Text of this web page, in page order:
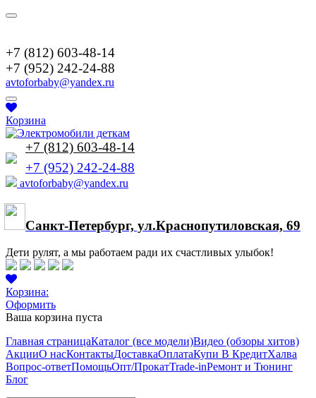
+7 (812) 603-48-14
+7 (952) 242-24-88
avtoforbaby@yandex.ru
Корзина
+7 (812) 603-48-14
+7 (952) 242-24-88
avtoforbaby@yandex.ru
Cанкт-Петербург, ул.Краснопутиловская, 69
Дети рулят, а мы работаем ради их счастливых улыбок!
Корзина:
Оформить
Ваша корзина пуста
Главная страницаКаталог (все модели)Видео (обзоры хитов)
АкцииО насКонтактыДоставкаОплатаКупи В КредитХалва
Вопрос-ответПомощьОпт/ПрокатTrade-inРемонт и Тюнинг
Блог